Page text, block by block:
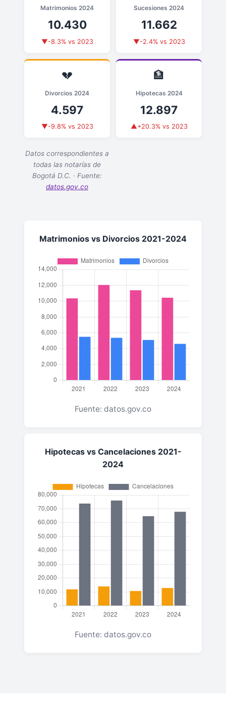
Matrimonios 2024
10.430
▼-8.3% vs 2023
Sucesiones 2024
11.662
▼-2.4% vs 2023
💔
Divorcios 2024
4.597
▼-9.8% vs 2023
🏦
Hipotecas 2024
12.897
▲+20.3% vs 2023
Datos correspondientes a
todas las notarías de
Bogotá D.C. · Fuente:
datos.gov.co
Matrimonios vs Divorcios 2021-2024
Fuente: datos.gov.co
Hipotecas vs Cancelaciones 2021-
2024
Fuente: datos.gov.co